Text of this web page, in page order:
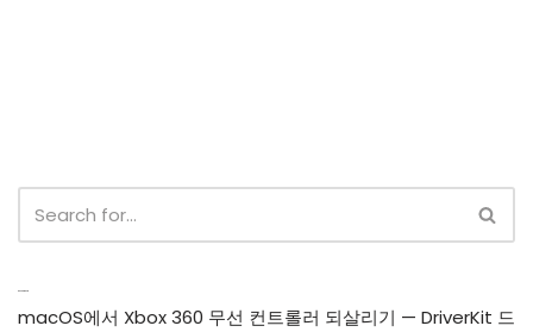
macOS에서 Xbox 360 무선 컨트롤러 되살리기 — DriverKit 드